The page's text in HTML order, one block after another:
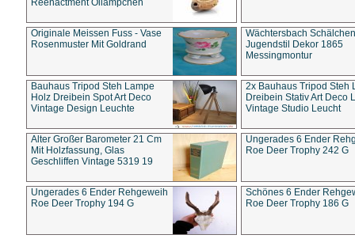
Reenactment Öllämpchen
Originale Meissen Fuss - Vase
Rosenmuster Mit Goldrand
Wächtersbach Schälchen
Jugendstil Dekor 1865
Messingmontur
Bauhaus Tripod Steh Lampe
Holz Dreibein Spot Art Deco
Vintage Design Leuchte
2x Bauhaus Tripod Steh
Dreibein Stativ Art Deco
Vintage Studio Leucht
Alter Großer Barometer 21 Cm
Mit Holzfassung, Glas
Geschliffen Vintage 5319 19
Ungerades 6 Ender
Roe Deer Trophy 242 G
Ungerades 6 Ender Rehgeweih
Roe Deer Trophy 194 G
Schönes 6 Ender
Roe Deer Trophy 186 G